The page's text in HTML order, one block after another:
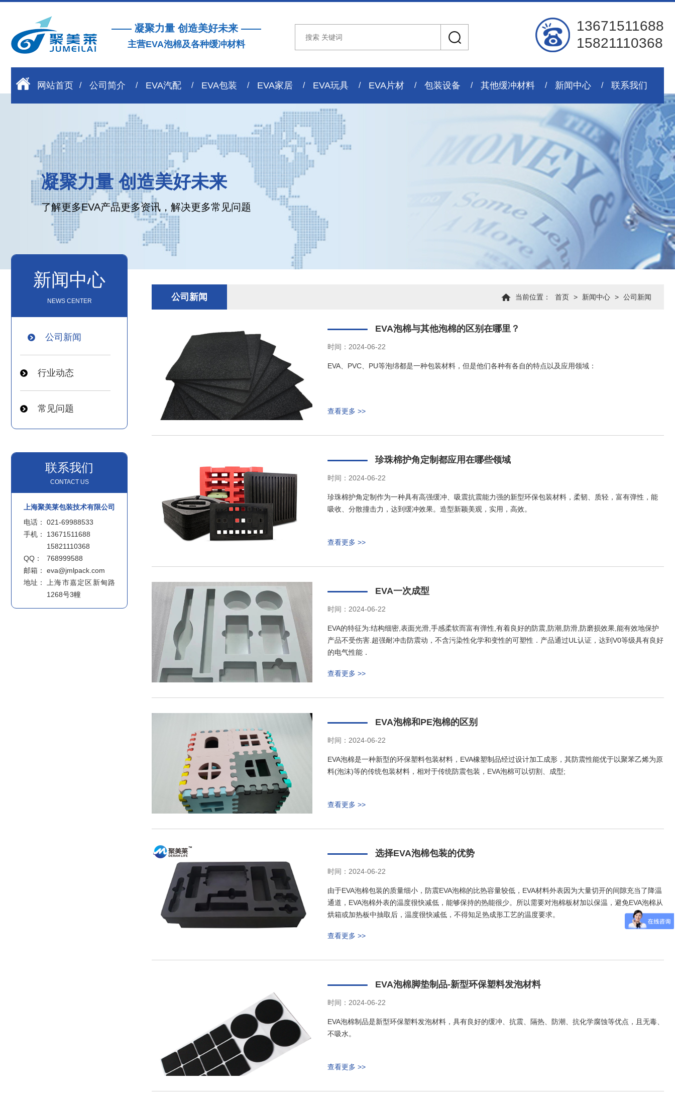
—— 凝聚力量 创造美好未来 ——
主营EVA泡棉及各种缓冲材料
13671511688
15821110368
网站首页 公司简介 EVA汽配 EVA包装 EVA家居 EVA玩具 EVA片材 包装设备 其他缓冲材料 新闻中心 联系我们
凝聚力量 创造美好未来
了解更多EVA产品更多资讯，解决更多常见问题
新闻中心
NEWS CENTER
公司新闻
行业动态
常见问题
联系我们
CONTACT US
上海聚美莱包装技术有限公司
电话：
021-69988533
手机：
13671511688
15821110368
QQ：
768999588
邮箱：
eva@jmlpack.com
地址：
上海市嘉定区新甸路
1268号3幢
公司新闻 当前位置： 首页 > 新闻中心 > 公司新闻
EVA泡棉与其他泡棉的区别在哪里？
时间：2024-06-22
EVA、PVC、PU等泡绵都是一种包装材料，但是他们各种有各自的特点以及应用领域：
查看更多 >>
珍珠棉护角定制都应用在哪些领域
时间：2024-06-22
珍珠棉护角定制作为一种具有高强缓冲、吸震抗震能力强的新型环保包装材料，柔韧、质轻，富有弹性，能
吸收、分散撞击力，达到缓冲效果。造型新颖美观，实用，高效。
查看更多 >>
EVA一次成型
时间：2024-06-22
EVA的特征为:结构细密,表面光滑,手感柔软而富有弹性,有着良好的防震,防潮,防滑,防磨损效果,能有效地保护
产品不受伤害.超强耐冲击防震动，不含污染性化学和变性的可塑性．产品通过UL认证，达到V0等级具有良好
的电气性能．
查看更多 >>
EVA泡棉和PE泡棉的区别
时间：2024-06-22
EVA泡棉是一种新型的环保塑料包装材料，EVA橡塑制品经过设计加工成形，其防震性能优于以聚苯乙烯为原
料(泡沫)等的传统包装材料，相对于传统防震包装，EVA泡棉可以切割、成型;
查看更多 >>
选择EVA泡棉包装的优势
时间：2024-06-22
由于EVA泡棉包装的质量细小，防震EVA泡棉的比热容量较低，EVA材料外表因为大量切开的间隙充当了降温
通道，EVA泡棉外表的温度很快减低，能够保持的热能很少。所以需要对泡棉板材加以保温，避免EVA泡棉从
烘箱或加热板中抽取后，温度很快减低，不得知足热成形工艺的温度要求。
查看更多 >>
EVA泡棉脚垫制品-新型环保塑料发泡材料
时间：2024-06-22
EVA泡棉制品是新型环保塑料发泡材料，具有良好的缓冲、抗震、隔热、防潮、抗化学腐蚀等优点，且无毒、
不吸水。
查看更多 >>